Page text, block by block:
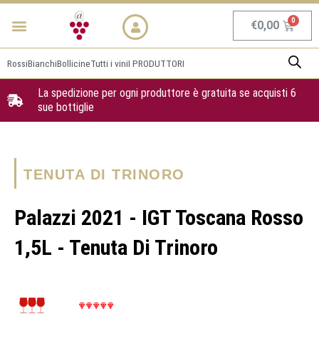
Vai
Menu €0,00
RossiBianchiBollicineTutti i viniI PRODUTTORI
La spedizione per ogni produttore è gratuita se acquisti 6
sue bottiglie
TENUTA DI TRINORO
Palazzi 2021 - IGT Toscana Rosso
1,5L - Tenuta Di Trinoro